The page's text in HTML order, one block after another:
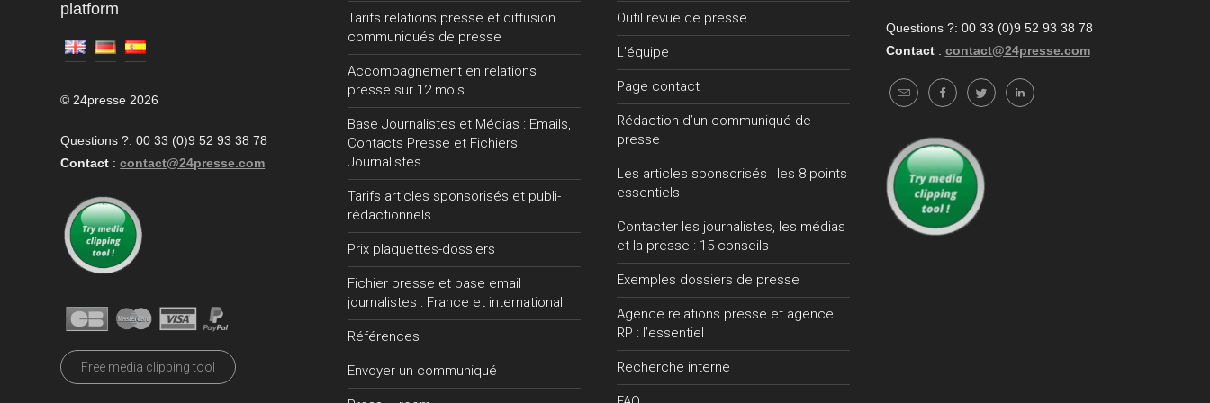
platform
© 24presse 2026
Questions ?: 00 33 (0)9 52 93 38 78
Contact : contact@24presse.com
Free media clipping tool
Tarifs relations presse et diffusion
communiqués de presse
Accompagnement en relations
presse sur 12 mois
Base Journalistes et Médias : Emails,
Contacts Presse et Fichiers
Journalistes
Tarifs articles sponsorisés et publi-
rédactionnels
Prix plaquettes-dossiers
Fichier presse et base email
journalistes : France et international
Références
Envoyer un communiqué
Outil revue de presse
L’équipe
Page contact
Rédaction d’un communiqué de
presse
Les articles sponsorisés : les 8 points
essentiels
Contacter les journalistes, les médias
et la presse : 15 conseils
Exemples dossiers de presse
Agence relations presse et agence
RP : l’essentiel
Recherche interne
Questions ?: 00 33 (0)9 52 93 38 78
Contact : contact@24presse.com